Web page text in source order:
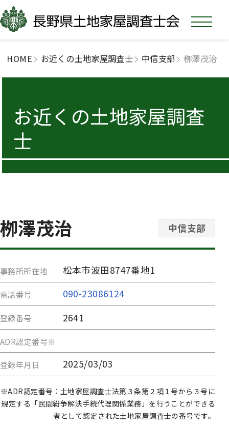
HOME お近くの土地家屋調査士 中信支部 栁澤茂治
お近くの土地家屋調査
士
栁澤茂治 中信支部
事務所所在地 松本市波田8747番地1
電話番号 090-23086124
登録番号 2641
ADR認定番号※
登録年月日 2025/03/03
※ADR認定番号：土地家屋調査士法第３条第２項１号から３号に
規定する「民間紛争解決手続代理関係業務」を行うことができる
者として認定された土地家屋調査士の番号です。